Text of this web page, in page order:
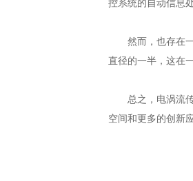
控系统的自动信息
然而，也存在一
直径的一半，这在
总之，电涡流传
空间和更多的创新